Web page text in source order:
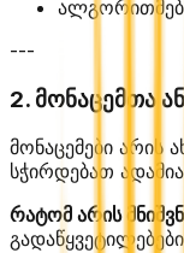
---
2. მონაცემთა
მონაცემები არის
სჭირდებათ
რატომ არის